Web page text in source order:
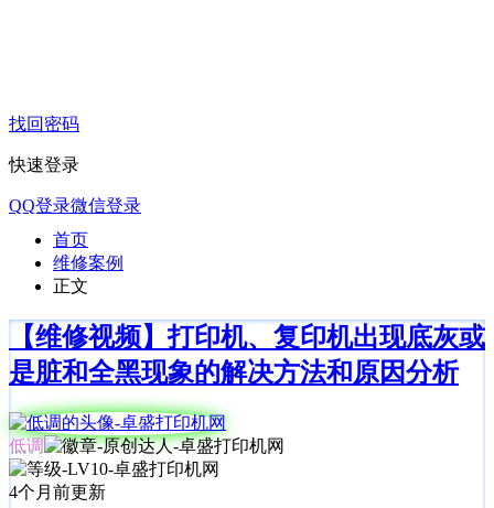
找回密码
快速登录
QQ登录微信登录
首页
维修案例
正文
【维修视频】打印机、复印机出现底灰或
是脏和全黑现象的解决方法和原因分析
低调
4个月前更新